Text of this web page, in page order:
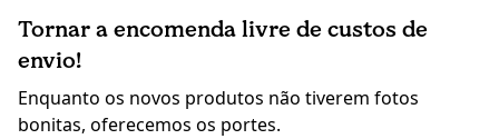
Tornar a encomenda livre de custos de
envio!
Enquanto os novos produtos não tiverem fotos
bonitas, oferecemos os portes.